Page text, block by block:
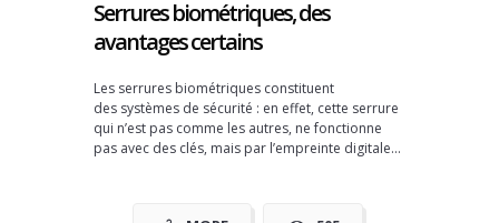
Serrures biométriques, des
avantages certains
Les serrures biométriques constituent
des systèmes de sécurité : en effet, cette serrure
qui n’est pas comme les autres, ne fonctionne
pas avec des clés, mais par l’empreinte digitale...